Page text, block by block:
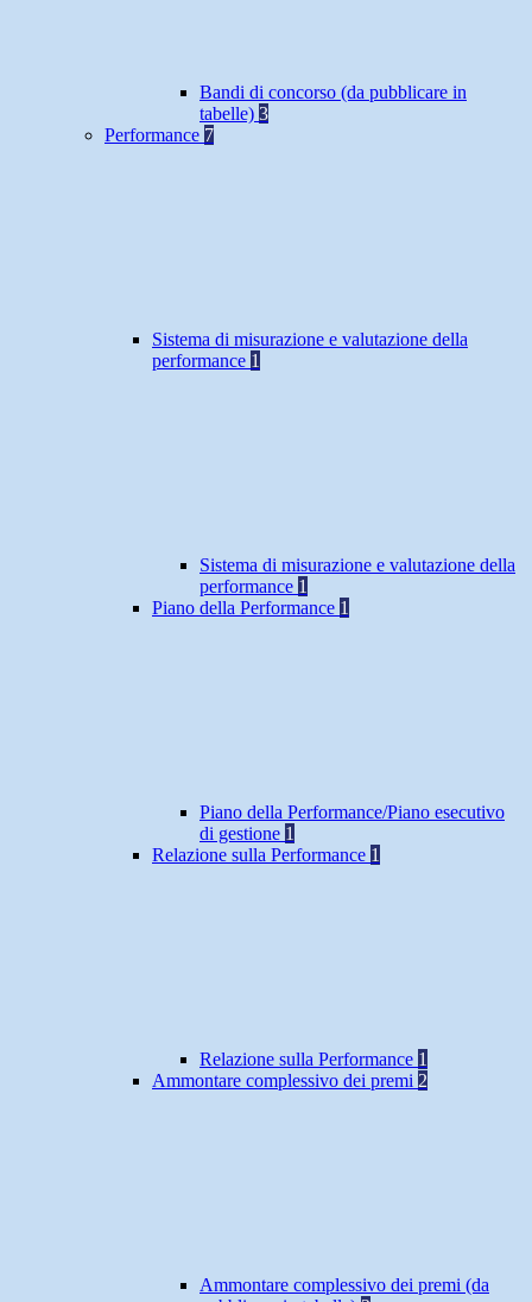
Bandi di concorso (da pubblicare in
tabelle) 3
Performance 7
Sistema di misurazione e valutazione della
performance 1
Sistema di misurazione e valutazione della
performance 1
Piano della Performance 1
Piano della Performance/Piano esecutivo
di gestione 1
Relazione sulla Performance 1
Relazione sulla Performance 1
Ammontare complessivo dei premi 2
Ammontare complessivo dei premi (da